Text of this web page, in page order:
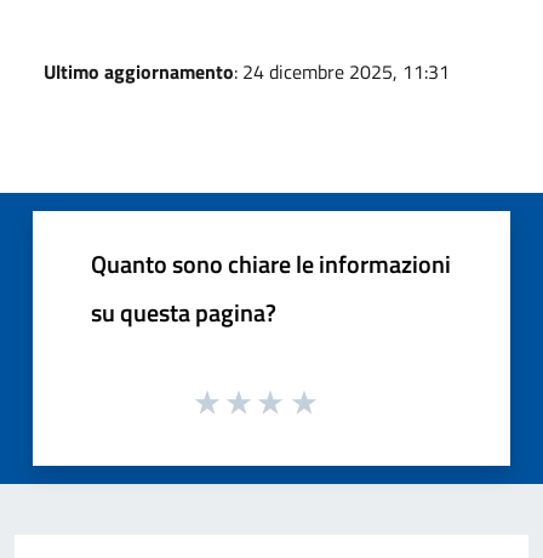
Ultimo aggiornamento: 24 dicembre 2025, 11:31
Quanto sono chiare le informazioni
su questa pagina?